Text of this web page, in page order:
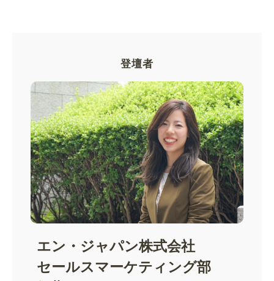
登壇者
エン・ジャパン株式会社
セールスマーケティング部